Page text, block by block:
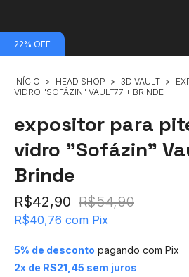
22% OFF
INÍCIO > HEAD SHOP > 3D VAULT >
VIDRO "SOFÁZIN" VAULT77 + BRINDE
expositor para
vidro "Sofázin"
Brinde
R$42,90 R$54,90
R$40,76 com Pix
5% de desconto pagando com Pix
2x de R$21,45 sem juros